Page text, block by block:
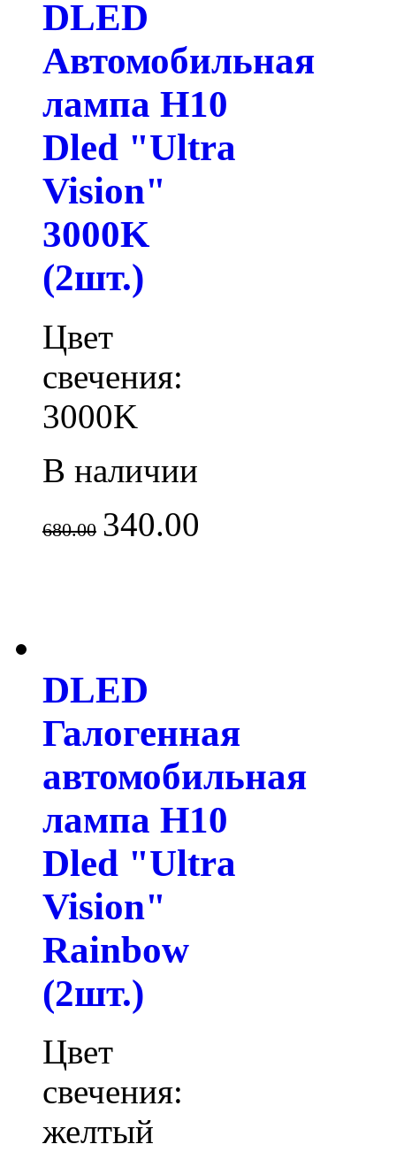
DLED
Автомобильная
лампа H10
Dled "Ultra
Vision"
3000K
(2шт.)
Цвет
свечения:
3000K
В наличии
680.00 340.00
DLED
Галогенная
автомобильная
лампа H10
Dled "Ultra
Vision"
Rainbow
(2шт.)
Цвет
свечения:
желтый